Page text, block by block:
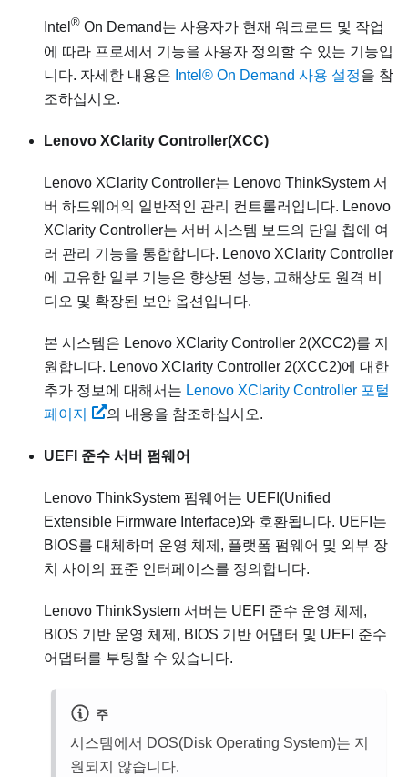
Intel ® On Demand는 사용자가 현재 워크로드 및 작업
에 따라 프로세서 기능을 사용자 정의할 수 있는 기능입
니다. 자세한 내용은 Intel® On Demand 사용 설정을 참
조하십시오.
Lenovo XClarity Controller(XCC)
Lenovo XClarity Controller는 Lenovo ThinkSystem 서
버 하드웨어의 일반적인 관리 컨트롤러입니다. Lenovo
XClarity Controller는 서버 시스템 보드의 단일 칩에 여
러 관리 기능을 통합합니다. Lenovo XClarity Controller
에 고유한 일부 기능은 향상된 성능, 고해상도 원격 비
디오 및 확장된 보안 옵션입니다.
본 시스템은 Lenovo XClarity Controller 2(XCC2)를 지
원합니다. Lenovo XClarity Controller 2(XCC2)에 대한
추가 정보에 대해서는 Lenovo XClarity Controller 포털
페이지
의 내용을 참조하십시오.
UEFI 준수 서버 펌웨어
Lenovo ThinkSystem 펌웨어는 UEFI(Unified
Extensible Firmware Interface)와 호환됩니다. UEFI는
BIOS를 대체하며 운영 체제, 플랫폼 펌웨어 및 외부 장
치 사이의 표준 인터페이스를 정의합니다.
Lenovo ThinkSystem 서버는 UEFI 준수 운영 체제,
BIOS 기반 운영 체제, BIOS 기반 어댑터 및 UEFI 준수
어댑터를 부팅할 수 있습니다.
주
시스템에서 DOS(Disk Operating System)는 지
원되지 않습니다.